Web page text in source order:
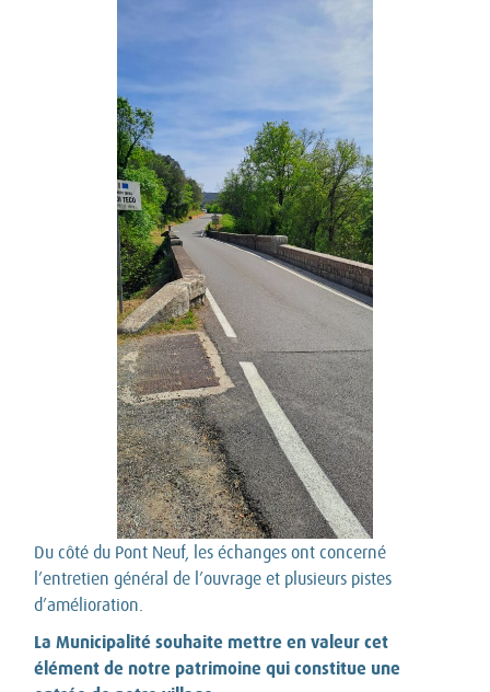
Du côté du Pont Neuf, les échanges ont concerné
l’entretien général de l’ouvrage et plusieurs pistes
d’amélioration.
La Municipalité souhaite mettre en valeur cet
élément de notre patrimoine qui constitue une